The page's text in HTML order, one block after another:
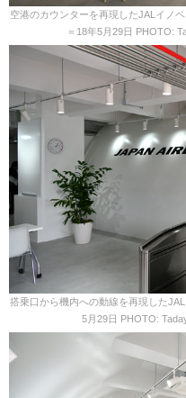
空港のカウンターを再現したJALイノ
＝18年5月29日 PHOTO:
搭乗口から機内への動線を再現した
5月29日 PHOTO: